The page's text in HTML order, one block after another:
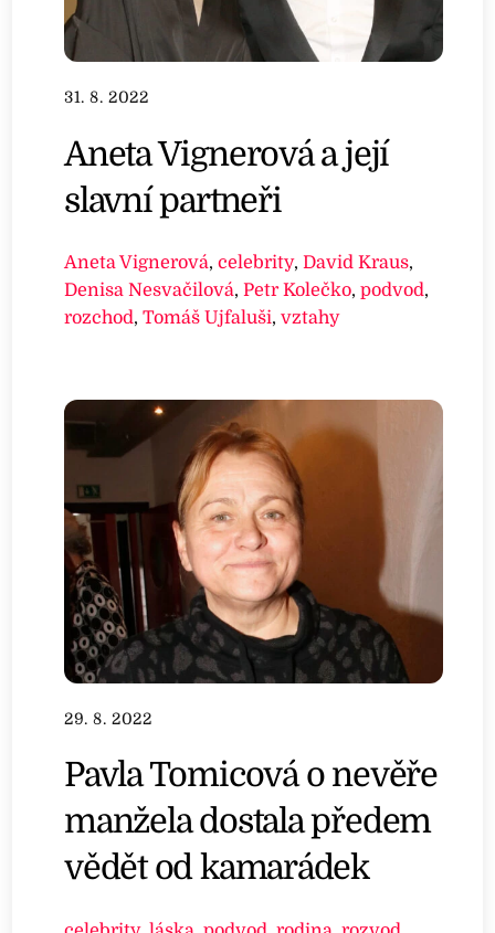
31. 8. 2022
Aneta Vignerová a její
slavní partneři
Aneta Vignerová,celebrity,David Kraus,
Denisa Nesvačilová,Petr Kolečko,podvod,
rozchod,Tomáš Ujfaluši,vztahy
29. 8. 2022
Pavla Tomicová o nevěře
manžela dostala předem
vědět od kamarádek